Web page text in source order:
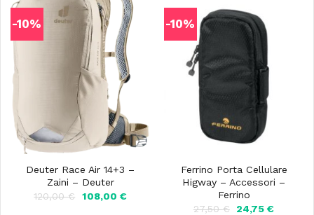
-10%
Deuter Race Air 14+3 –
Zaini – Deuter
120,00€
Il
108,00 €Il
-10%
Ferrino Porta Cellulare
Higway – Accessori –
Ferrino
27,50€
Il
24,75€Il